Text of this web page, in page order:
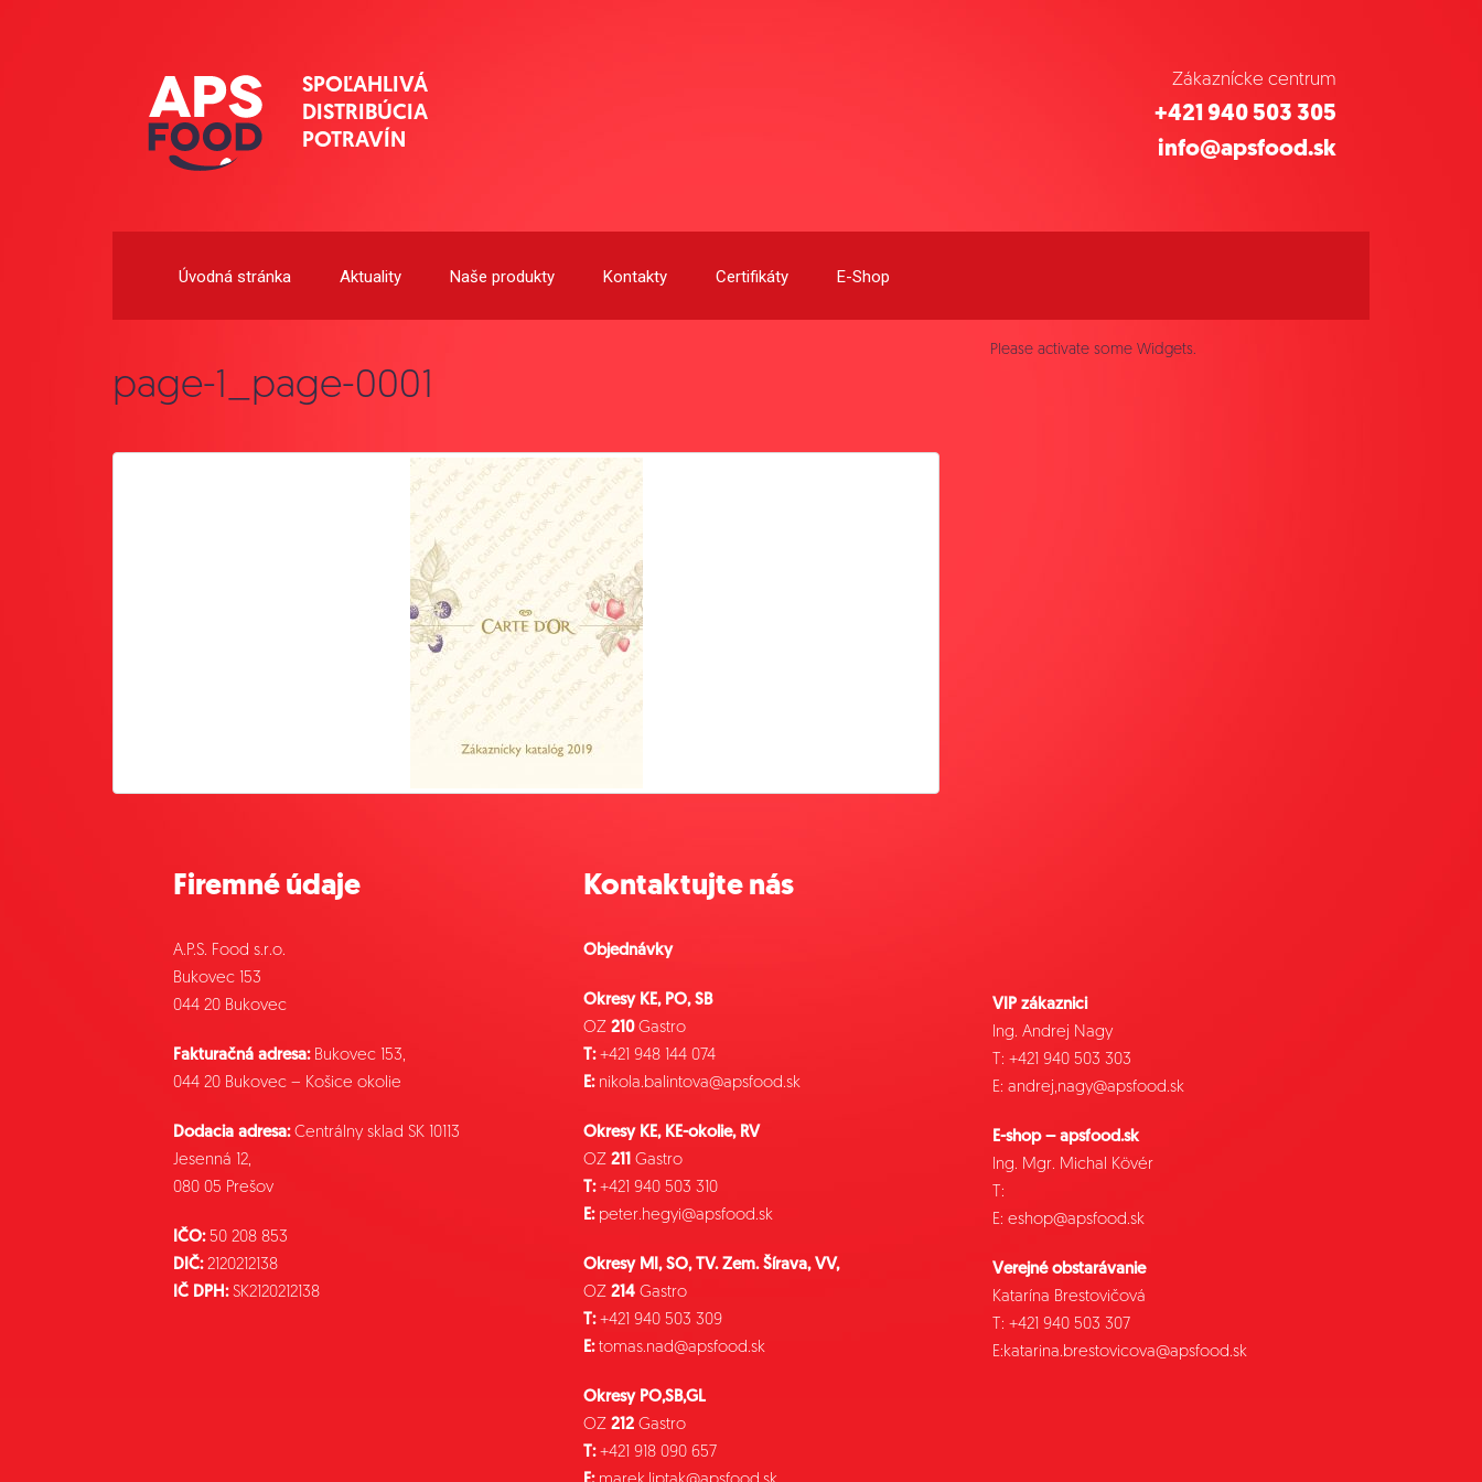
SPOĽAHLIVÁ
DISTRIBÚCIA
POTRAVÍN
Zákaznícke centrum
+421 940 503 305
info@apsfood.sk
Úvodná stránka Aktuality Naše produkty Kontakty Certifikáty E-Shop
page-1_page-0001
Please activate some Widgets.
Firemné údaje
A.P.S. Food s.r.o.
Bukovec 153
044 20 Bukovec
Fakturačná adresa:Bukovec 153,
044 20 Bukovec – Košice okolie
Dodacia adresa:Centrálny sklad SK 10113
Jesenná 12,
080 05 Prešov
IČO:50 208 853
DIČ:2120212138
IČ DPH:SK2120212138
Kontaktujte nás
Objednávky
Okresy KE, PO, SB
OZ 210Gastro
T: +421 948 144 074
E: nikola.balintova@apsfood.sk
Okresy KE, KE-okolie, RV
OZ 211Gastro
T:+421 940 503 310
E:peter.hegyi@apsfood.sk
Okresy MI, SO, TV. Zem. Šírava, VV,
OZ 214Gastro
T:+421 940 503 309
E:tomas.nad@apsfood.sk
Okresy PO,SB,GL
OZ 212Gastro
T: +421 918 090 657
VIP zákaznici
Ing. Andrej Nagy
T: +421 940 503 303
E: andrej,nagy@apsfood.sk
E-shop – apsfood.sk
Ing. Mgr. Michal Kövér
T:
E: eshop@apsfood.sk
Verejné obstarávanie
Katarína Brestovičová
T: +421 940 503 307
E:katarina.brestovicova@apsfood.sk